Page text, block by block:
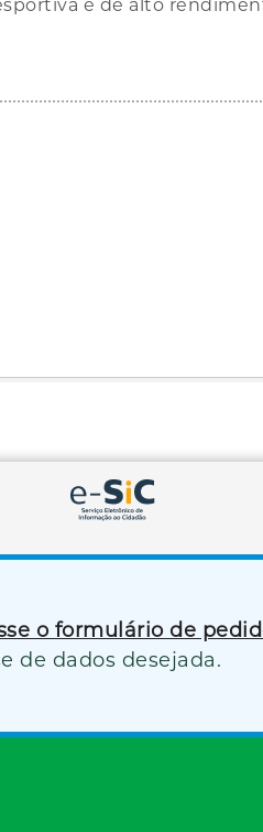
e de alto
o formulário de
de dados desejada.